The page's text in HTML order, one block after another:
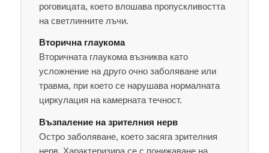
роговицата, което влошава пропускливостта
на светлинните лъчи.
Вторична глаукома
Вторичната глаукома възниква като
усложнение на друго очно заболяване или
травма, при което се нарушава нормалната
циркулация на камерната течност.
Възпаление на зрителния нерв
Остро заболяване, което засяга зрителния
нерв. Характеризира се с понижаване на